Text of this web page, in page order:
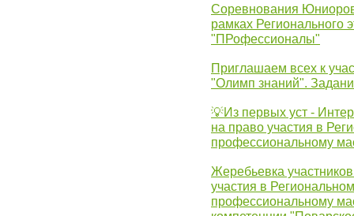
Соревнования
рамках Регионального
"ПРофессионалы"
Приглашаем всех к
"Олимп знаний".
💡Из первых уст -
на право участия в
профессиональному
Жеребьевка
участия в
профессиональному